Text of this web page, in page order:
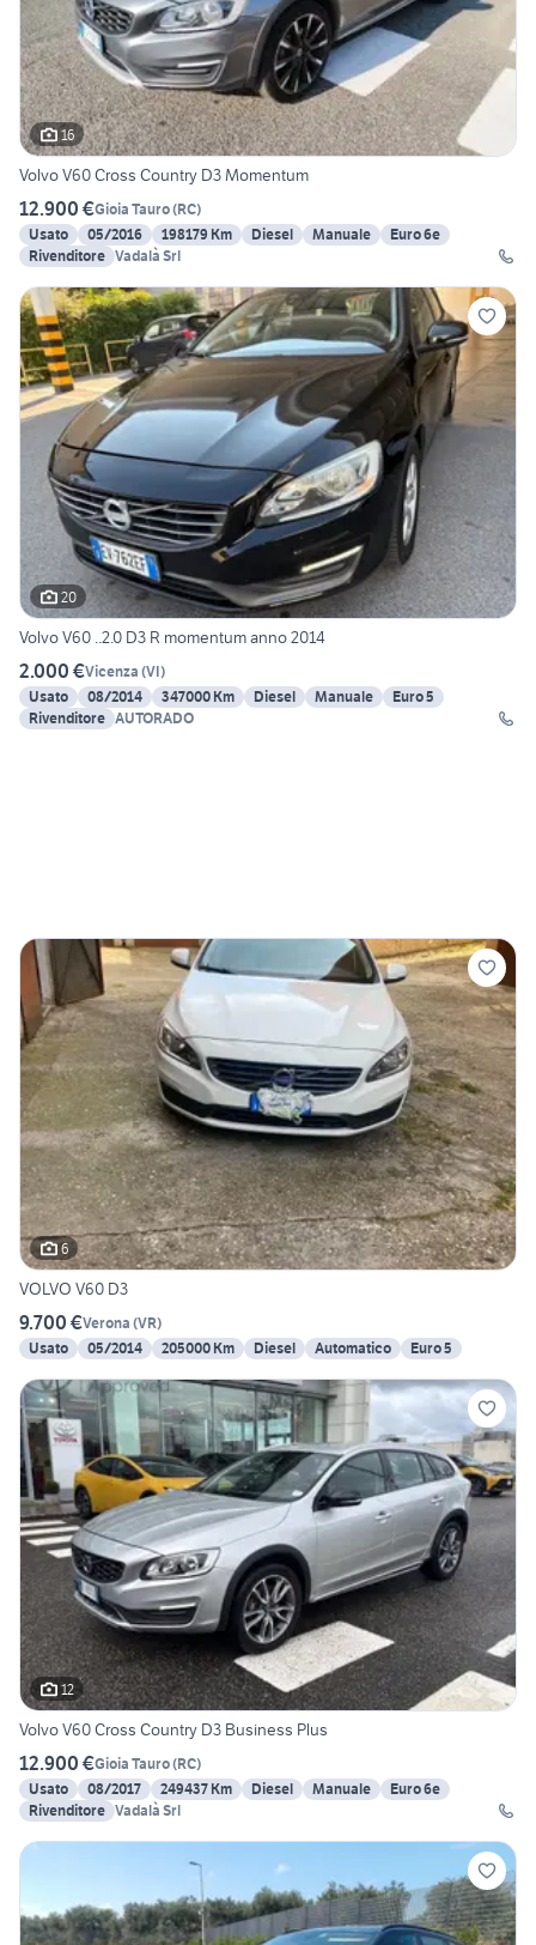
16
Volvo V60 Cross Country D3 Momentum
12.900 €Gioia Tauro(RC)
Usato
05/2016 198179 Km Diesel Manuale
Euro 6e
Rivenditore Vadalà Srl
20
Volvo V60 ..2.0 D3 R momentum anno 2014
2.000 €Vicenza (VI)
Usato
08/2014 347000 Km Diesel Manuale
Euro 5
Rivenditore AUTORADO
6
VOLVO V60 D3
9.700 €Verona (VR)
Usato
05/2014 205000 Km Diesel Automatico Euro 5
12
Volvo V60 Cross Country D3 Business Plus
12.900 €Gioia Tauro(RC)
Usato
08/2017 249437 Km Diesel Manuale
Euro 6e
Rivenditore Vadalà Srl